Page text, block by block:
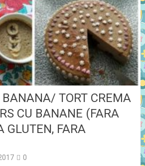
BANANA/ TORT CREMA
CU BANANE (FARA
GLUTEN, FARA
0